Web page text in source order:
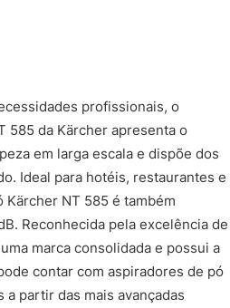
profissionais, o
585 da Kärcher apresenta o
em larga escala e dispõe dos
Ideal para hotéis, restaurantes e
NT 585 é também
Reconhecida pela excelência de
marca consolidada e possui a
contar com aspiradores de pó
partir das mais avançadas